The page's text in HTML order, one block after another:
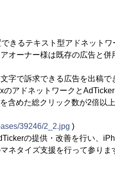
きるテキスト型アドネット
オーナー様は既存の広告と
字で訴求できる広告を出稿で
アドネットワークと
含めた総クリック数が2倍以
39246/2_2.jpg )
の提供・改善を行い、
ネタイズ支援を行って参りま